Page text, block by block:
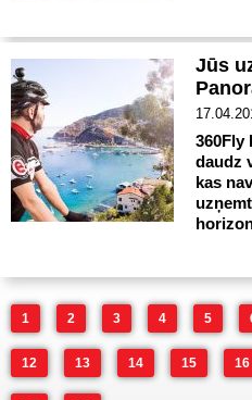
Jūs
360Fly
daudz
kas
1 2 3 4 5
12 13 14 15 16